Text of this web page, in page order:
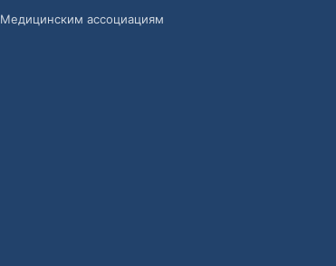
Медицинским ассоциациям